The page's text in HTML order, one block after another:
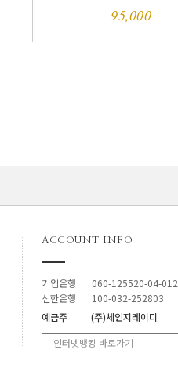
95,000
ACCOUNT INFO
기업은행
060-125520-04-012
신한은행
100-032-252803
예금주
(주)체인지레이디